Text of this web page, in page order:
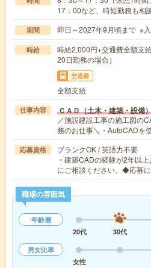
17：00など、時短勤務も相
期間 即日～2027年9月頃まで ※
時給
時給2,000円+交通費全額支
20日勤務の場合）
交通費
全額支給
仕事内容 ＣＡＤ（土木・建築・設備
／施設建設工事の施工図の
務のお仕事＼・AutoCADを
応募資格
ブランクOK / 英語力不要
・建築CADの経験が2年以
にご相談ください。◆応募
職場の雰囲気
年齢層
20代
30代
男女比率
女性